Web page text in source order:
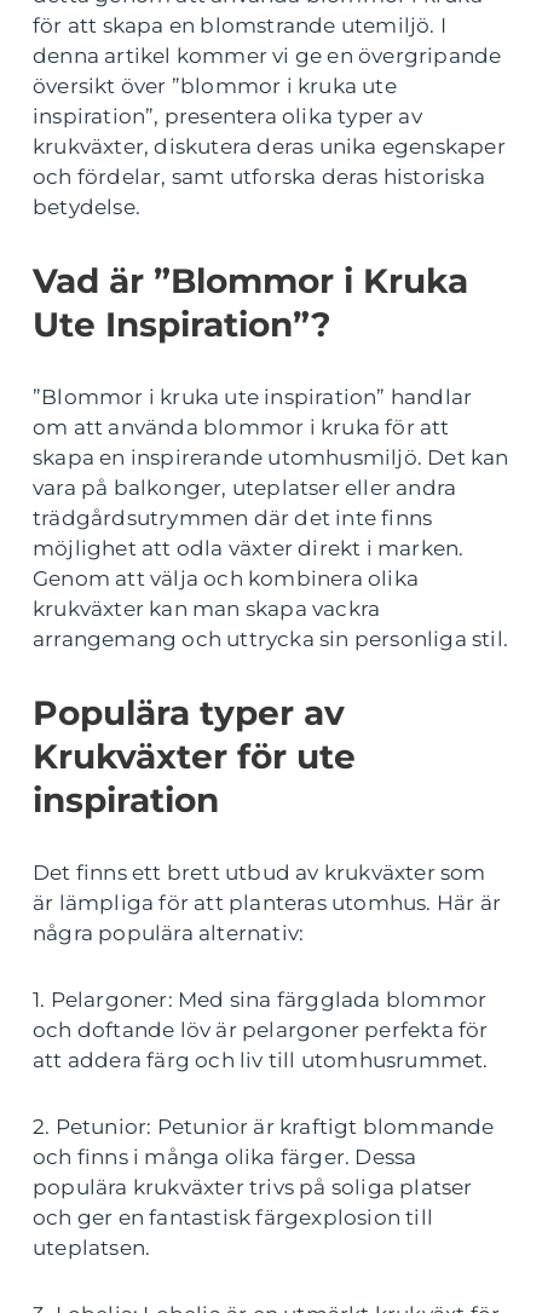
för att skapa en blomstrande utemiljö. I
denna artikel kommer vi ge en övergripande
översikt över ”blommor i kruka ute
inspiration”, presentera olika typer av
krukväxter, diskutera deras unika egenskaper
och fördelar, samt utforska deras historiska
betydelse.
Vad är ”Blommor i Kruka
Ute Inspiration”?
”Blommor i kruka ute inspiration” handlar
om att använda blommor i kruka för att
skapa en inspirerande utomhusmiljö. Det kan
vara på balkonger, uteplatser eller andra
trädgårdsutrymmen där det inte finns
möjlighet att odla växter direkt i marken.
Genom att välja och kombinera olika
krukväxter kan man skapa vackra
arrangemang och uttrycka sin personliga stil.
Populära typer av
Krukväxter för ute
inspiration
Det finns ett brett utbud av krukväxter som
är lämpliga för att planteras utomhus. Här är
några populära alternativ:
1. Pelargoner: Med sina färgglada blommor
och doftande löv är pelargoner perfekta för
att addera färg och liv till utomhusrummet.
2. Petunior: Petunior är kraftigt blommande
och finns i många olika färger. Dessa
populära krukväxter trivs på soliga platser
och ger en fantastisk färgexplosion till
uteplatsen.